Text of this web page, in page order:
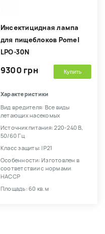
Инсектицидная лампа
для пищеблоков Pomel
LPO-30N
9300 грн Купить
Характеристики
Вид вредителя: Все виды
летающих насекомых
Источник питания: 220-240 В,
50/60 Гц
Класс защиты: IP21
Особенности: Изготовлен в
соответствии с нормами
HACCP
Площадь: 60 кв.м